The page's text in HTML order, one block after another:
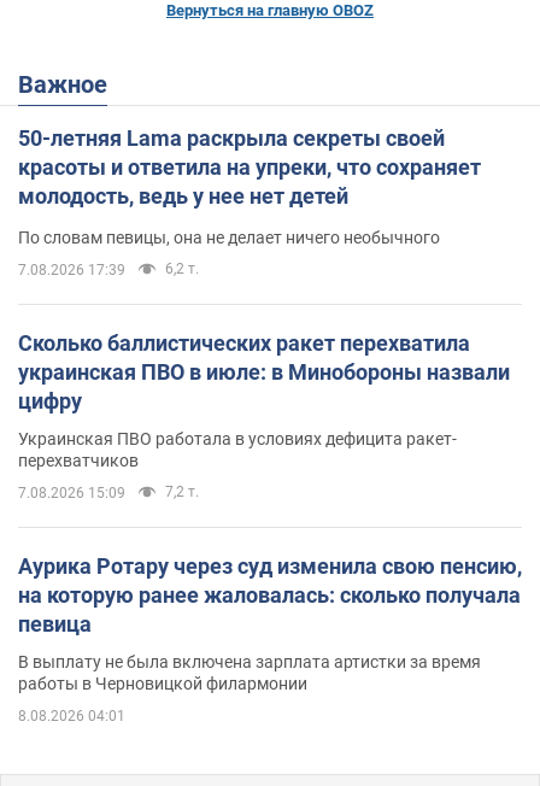
Вернуться на главную OBOZ
Важное
50-летняя Lama раскрыла секреты своей
красоты и ответила на упреки, что сохраняет
молодость, ведь у нее нет детей
По словам певицы, она не делает ничего необычного
7.08.2026 17:39 6,2 т.
Сколько баллистических ракет перехватила
украинская ПВО в июле: в Минобороны назвали
цифру
Украинская ПВО работала в условиях дефицита ракет-
перехватчиков
7.08.2026 15:09 7,2 т.
Аурика Ротару через суд изменила свою пенсию,
на которую ранее жаловалась: сколько получала
певица
В выплату не была включена зарплата артистки за время
работы в Черновицкой филармонии
8.08.2026 04:01